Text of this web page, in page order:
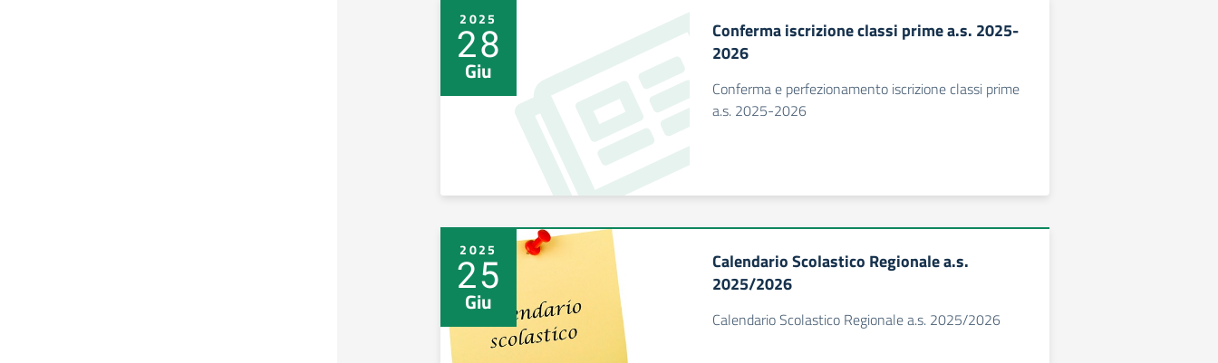
2025
28
Giu
Conferma iscrizione classi prime a.s. 2025-
2026
Conferma e perfezionamento iscrizione classi prime
a.s. 2025-2026
2025
25
Giu
Calendario Scolastico Regionale a.s.
2025/2026
Calendario Scolastico Regionale a.s. 2025/2026